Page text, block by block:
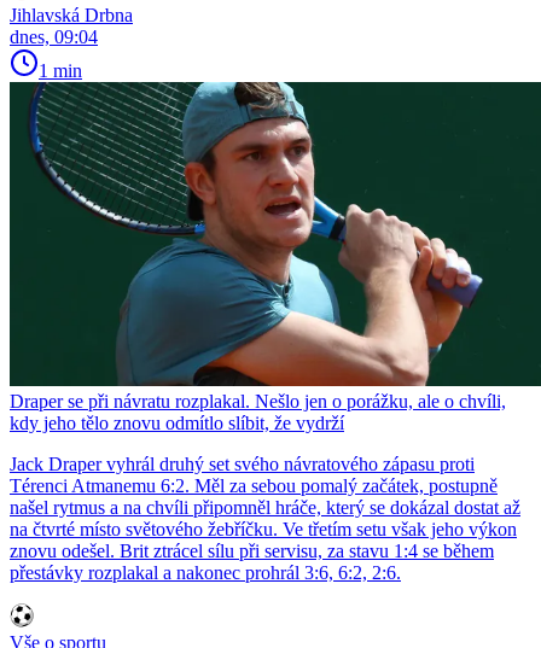
Jihlavská Drbna
dnes, 09:04
1 min
Draper se při návratu rozplakal. Nešlo jen o porážku, ale o chvíli,
kdy jeho tělo znovu odmítlo slíbit, že vydrží
Jack Draper vyhrál druhý set svého návratového zápasu proti
Térenci Atmanemu 6:2. Měl za sebou pomalý začátek, postupně
našel rytmus a na chvíli připomněl hráče, který se dokázal dostat až
na čtvrté místo světového žebříčku. Ve třetím setu však jeho výkon
znovu odešel. Brit ztrácel sílu při servisu, za stavu 1:4 se během
přestávky rozplakal a nakonec prohrál 3:6, 6:2, 2:6.
Vše o sportu